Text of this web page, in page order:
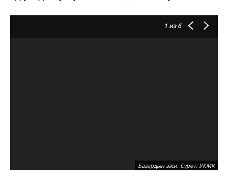
1 из 6
Базардын ээси. Сүрөт: УКМК